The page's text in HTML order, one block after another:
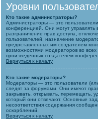
Уровни
Кто такие администраторы?
Администраторы — это
конференцией. Они могут
разграничение прав доступа,
пользователей, назначение
предоставленных им создателем
возможностями модераторов во
произведённых создателем
Вернуться к началу
Кто такие модераторы?
Модераторы — это пользователи
следят за форумами. Они имеют
закрывать, открывать, перемещать,
который они отвечают. Основные
несоответствия содержания
оскорблений.
Вернуться к началу